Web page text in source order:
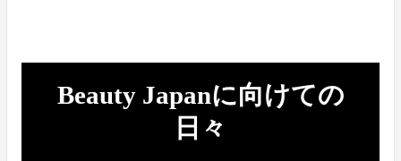
Beauty Japanに向けての
日々